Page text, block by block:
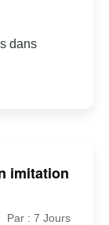
dans
imitation
Par : 7 Jours